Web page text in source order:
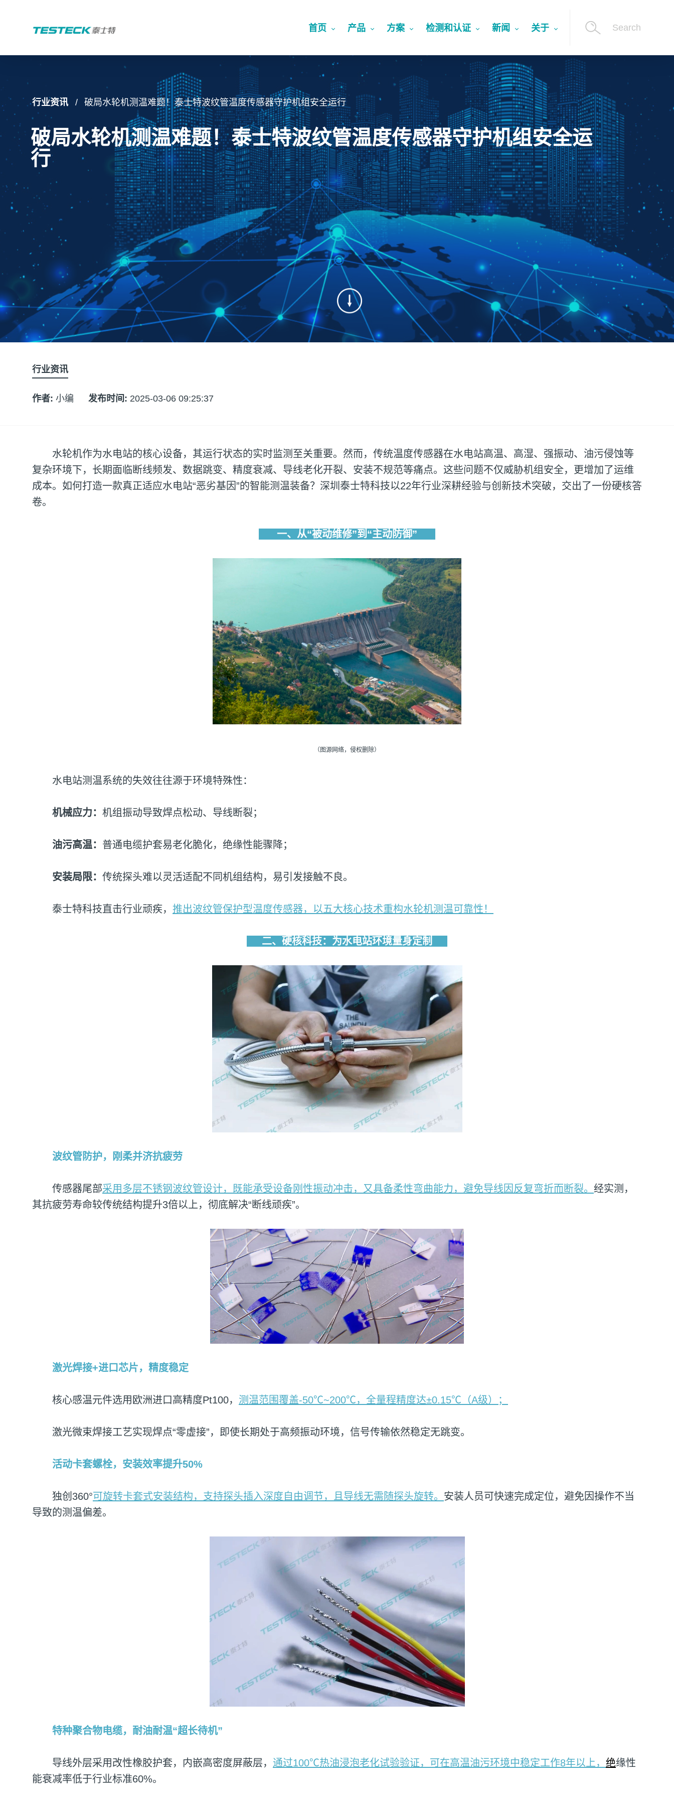
首页 产品 方案 检测和认证 新闻 关于 Search
行业资讯 破局水轮机测温难题！泰士特波纹管温度传感器守护机组安全运行
破局水轮机测温难题！泰士特波纹管温度传感器守护机组安全运
行
行业资讯
作者: 小编 发布时间: 2025-03-06 09:25:37
水轮机作为水电站的核心设备，其运行状态的实时监测至关重要。然而，传统温度传感器在水电站高温、高湿、强振动、油污侵蚀等
复杂环境下，长期面临断线频发、数据跳变、精度衰减、导线老化开裂、安装不规范等痛点。这些问题不仅威胁机组安全，更增加了运维
成本。如何打造一款真正适应水电站“恶劣基因”的智能测温装备？深圳泰士特科技以22年行业深耕经验与创新技术突破，交出了一份硬核答
卷。
一、从“被动维修”到“主动防御”
（图源网络，侵权删除）
水电站测温系统的失效往往源于环境特殊性：
机械应力： 机组振动导致焊点松动、导线断裂；
油污高温： 普通电缆护套易老化脆化，绝缘性能骤降；
安装局限： 传统探头难以灵活适配不同机组结构，易引发接触不良。
泰士特科技直击行业顽疾， 推出波纹管保护型温度传感器，以五大核心技术重构水轮机测温可靠性！
二、硬核科技：为水电站环境量身定制
波纹管防护，刚柔并济抗疲劳
传感器尾部采用多层不锈钢波纹管设计，既能承受设备刚性振动冲击，又具备柔性弯曲能力，避免导线因反复弯折而断裂。 经实测，
其抗疲劳寿命较传统结构提升3倍以上，彻底解决“断线顽疾”。
激光焊接+进口芯片，精度稳定
核心感温元件选用欧洲进口高精度Pt100， 测温范围覆盖-50℃~200℃，全量程精度达±0.15℃（A级）；
激光微束焊接工艺实现焊点“零虚接”，即使长期处于高频振动环境，信号传输依然稳定无跳变。
活动卡套螺栓，安装效率提升50%
独创360°可旋转卡套式安装结构，支持探头插入深度自由调节，且导线无需随探头旋转。 安装人员可快速完成定位，避免因操作不当
导致的测温偏差。
特种聚合物电缆，耐油耐温“超长待机”
导线外层采用改性橡胶护套，内嵌高密度屏蔽层， 通过100℃热油浸泡老化试验验证，可在高温油污环境中稳定工作8年以上， 绝缘性
能衰减率低于行业标准60%。